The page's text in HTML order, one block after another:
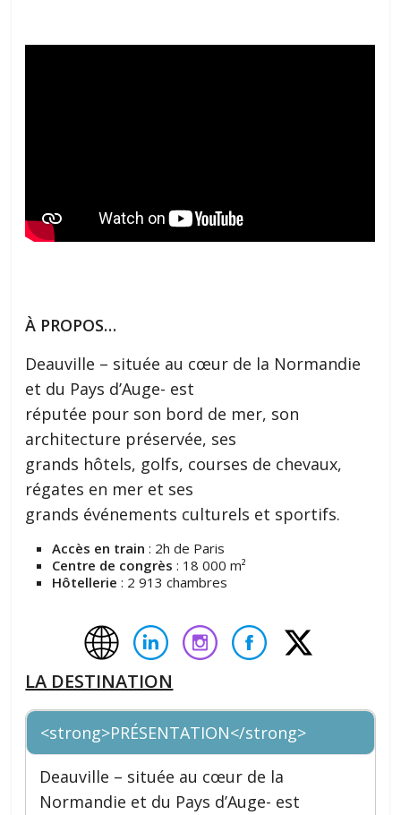
À PROPOS…
Deauville – située au cœur de la Normandie
et du Pays d’Auge- est
réputée pour son bord de mer, son
architecture préservée, ses
grands hôtels, golfs, courses de chevaux,
régates en mer et ses
grands événements culturels et sportifs.
Accès en train : 2h de Paris
Centre de congrès : 18 000 m²
Hôtellerie : 2 913 chambres
LA DESTINATION
<strong>PRÉSENTATION</strong>
Deauville – située au cœur de la
Normandie et du Pays d’Auge- est